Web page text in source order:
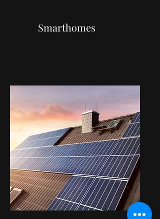
Smarthomes